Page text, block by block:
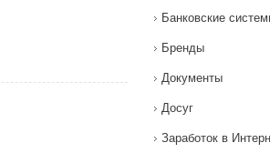
Банковские
Бренды
Документы
Досуг
Заработок в